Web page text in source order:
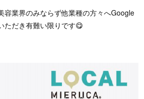
容業界のみならず他業種の方々へGoogle
ただき有難い限りです😋